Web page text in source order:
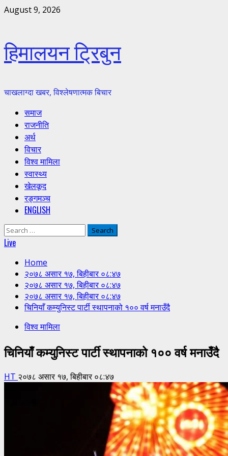
Skip
August 9, 2026
हिमालयन ट्रिबुन
चाखलाग्दा खबर, विश्लेषणात्मक बिचार
Primary
Menu
समाज
राजनीति
अर्थ
विचार
विश्व मामिला
स्वास्थ्य
खेलकूद
रङ्गमञ्च
ENGLISH
Search
for:
Live
Home
२०७८ असार १७, बिहीबार ०८:४७
२०७८ असार १७, बिहीबार ०८:४७
२०७८ असार १७, बिहीबार ०८:४७
चिनियाँ कम्युनिस्ट पार्टी स्थापनाको १०० वर्ष मनाउँदै
विश्व मामिला
चिनियाँ कम्युनिस्ट पार्टी स्थापनाको १०० वर्ष मनाउँदै
HT २०७८ असार १७, बिहीबार ०८:४७